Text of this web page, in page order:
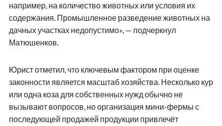
например, на количество животных или условия их
содержания. Промышленное разведение животных на
дачных участках недопустимо», — подчеркнул
Матюшенков.
Юрист отметил, что ключевым фактором при оценке
законности является масштаб хозяйства. Несколько кур
или одна коза для собственных нужд обычно не
вызывают вопросов, но организация мини-фермы с
последующей продажей продукции привлечёт